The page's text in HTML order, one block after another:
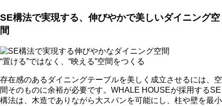
SE構法で実現する、伸びやかで美しいダイニング空
間
“置ける”ではなく、“映える”空間をつくる
存在感のあるダイニングテーブルを美しく成立させるには、空
間そのものに余裕が必要です。WHALE HOUSEが採用するSE
構法は、木造でありながら大スパンを可能にし、柱や壁を最小